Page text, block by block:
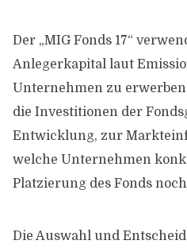
Der „MIG Fonds 17“
Anlegerkapital laut
Unternehmen zu
die Investitionen der
Entwicklung, zur
welche Unternehmen
Platzierung des Fonds
Die Auswahl und